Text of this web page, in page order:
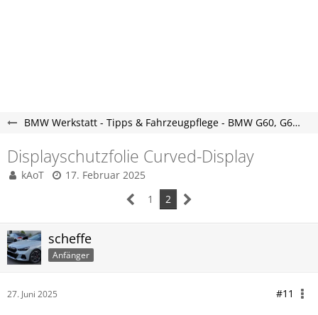
BMW Werkstatt - Tipps & Fahrzeugpflege - BMW G60, G61, G90, G99 Forum
Displayschutzfolie Curved-Display
kAoT
17. Februar 2025
1
2
scheffe
Anfänger
27. Juni 2025 #11